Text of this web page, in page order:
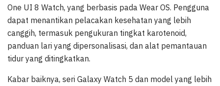
One UI 8 Watch, yang berbasis pada Wear OS. Pengguna
dapat menantikan pelacakan kesehatan yang lebih
canggih, termasuk pengukuran tingkat karotenoid,
panduan lari yang dipersonalisasi, dan alat pemantauan
tidur yang ditingkatkan.
Kabar baiknya, seri Galaxy Watch 5 dan model yang lebih